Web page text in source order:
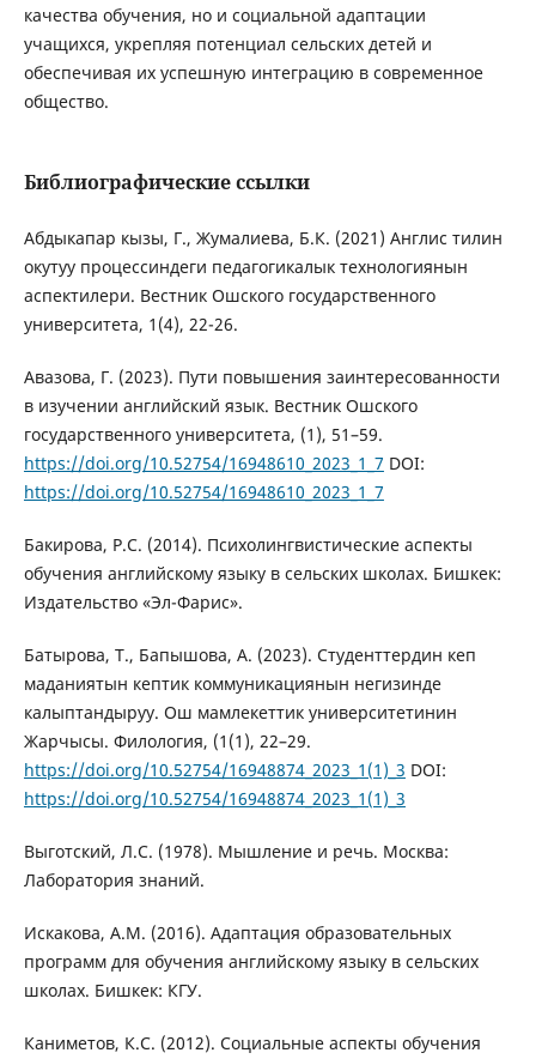
качества обучения, но и социальной адаптации
учащихся, укрепляя потенциал сельских детей и
обеспечивая их успешную интеграцию в современное
общество.
Библиографические ссылки
Абдыкапар кызы, Г., Жумалиева, Б.К. (2021) Англис тилин
окутуу процессиндеги педагогикалык технологиянын
аспектилери. Вестник Ошского государственного
университета, 1(4), 22-26.
Авазова, Г. (2023). Пути повышения заинтересованности
в изучении английский язык. Вестник Ошского
государственного университета, (1), 51–59.
https://doi.org/10.52754/16948610_2023_1_7 DOI:
https://doi.org/10.52754/16948610_2023_1_7
Бакирова, Р.С. (2014). Психолингвистические аспекты
обучения английскому языку в сельских школах. Бишкек:
Издательство «Эл-Фарис».
Батырова, Т., Бапышова, А. (2023). Студенттердин кеп
маданиятын кептик коммуникациянын негизинде
калыптандыруу. Ош мамлекеттик университетинин
Жарчысы. Филология, (1(1), 22–29.
https://doi.org/10.52754/16948874_2023_1(1)_3 DOI:
https://doi.org/10.52754/16948874_2023_1(1)_3
Выготский, Л.С. (1978). Мышление и речь. Москва:
Лаборатория знаний.
Искакова, А.М. (2016). Адаптация образовательных
программ для обучения английскому языку в сельских
школах. Бишкек: КГУ.
Каниметов, К.С. (2012). Социальные аспекты обучения